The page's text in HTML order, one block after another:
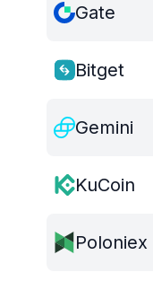
Gate
Bitget
Gemini
KuCoin
Poloniex